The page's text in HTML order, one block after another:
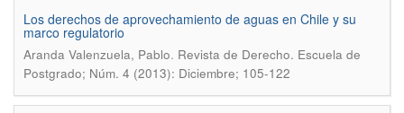
Los derechos de aprovechamiento de aguas en Chile y su
marco regulatorio
Aranda Valenzuela, Pablo. Revista de Derecho. Escuela de
Postgrado; Núm. 4 (2013): Diciembre; 105-122